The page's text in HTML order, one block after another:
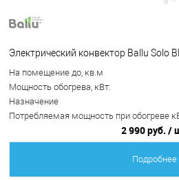
Электрический конвектор Ballu Solo
На помещение до, кв.м
Мощность обогрева, кВт:
Назначение
Потребляемая мощность при обогреве
2 990 руб. /
Подробнее